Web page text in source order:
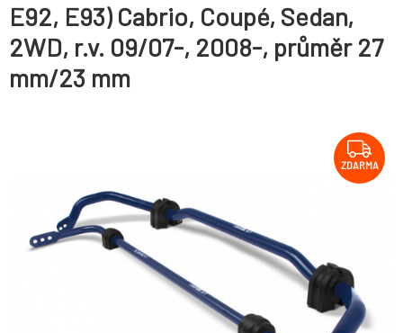
E92, E93) Cabrio, Coupé, Sedan,
2WD, r.v. 09/07-, 2008-, průměr 27
mm/23 mm
ZDARMA